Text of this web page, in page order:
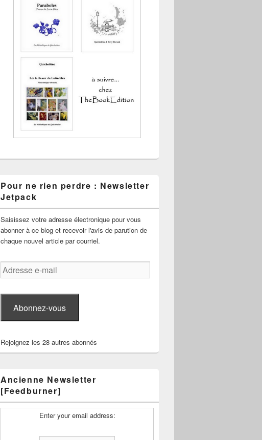
Pour ne rien perdre : Newsletter
Jetpack
Saisissez votre adresse électronique pour vous
abonner à ce blog et recevoir l'avis de parution de
chaque nouvel article par courriel.
Adresse
e-
Abonnez-vous
Rejoignez les 28 autres abonnés
Ancienne Newsletter
[Feedburner]
Enter your email address: